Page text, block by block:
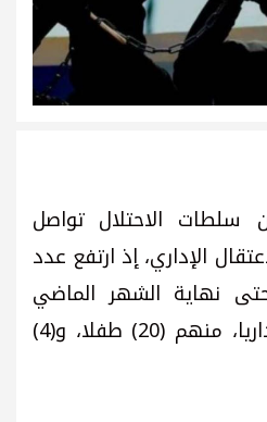
سلطات الاحتلال تواصل
الإداري، إذ ارتفع عدد
حتى نهاية الشهر الماضي
إلى (1319) معتقلا إداريا، منهم (20) طفلا، و(4)